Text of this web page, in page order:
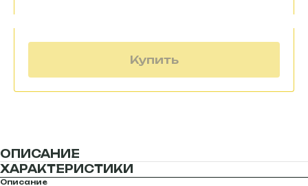
Купить
ОПИСАНИЕ
ХАРАКТЕРИСТИКИ
Описание